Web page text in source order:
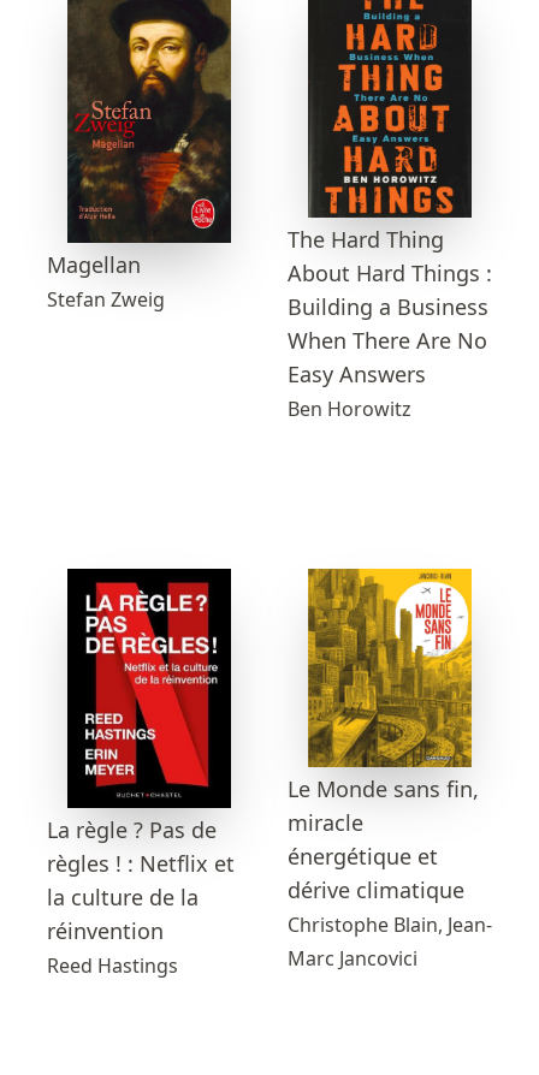
Magellan
Stefan Zweig
The Hard Thing
About Hard Things :
Building a Business
When There Are No
Easy Answers
Ben Horowitz
La règle ? Pas de
règles ! : Netflix et
la culture de la
réinvention
Reed Hastings
Le Monde sans fin,
miracle
énergétique et
dérive climatique
Christophe Blain, Jean-
Marc Jancovici